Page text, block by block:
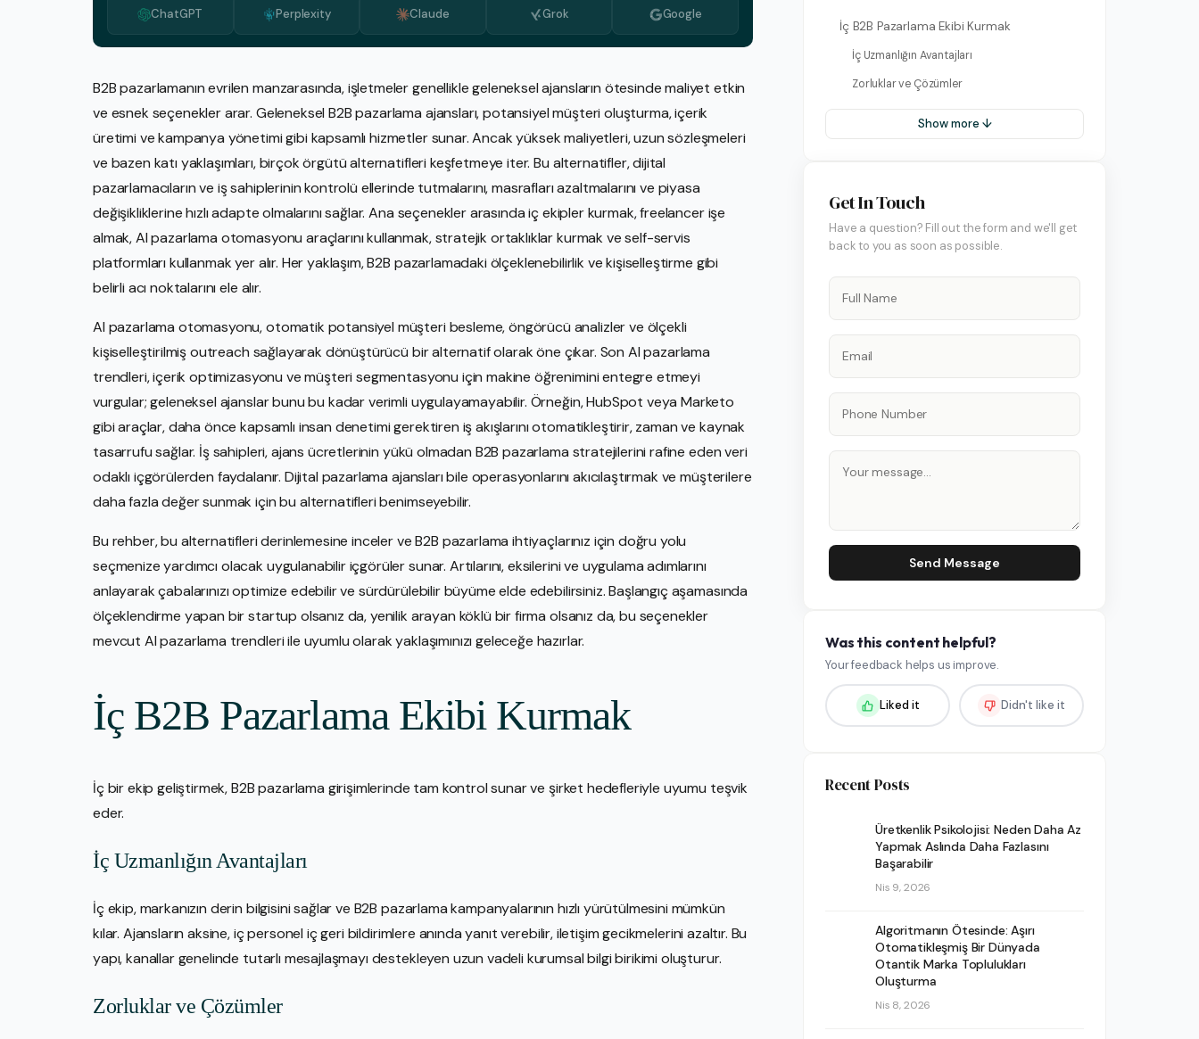
Medya İzleme
PR Hizmeti
Stratejik Planlama Hizmetleri
Video Üretimi
Web Tasarım İnşası
E-Ticaret
Amazon Hesap Yönetimi
eBay Yönetimi
Shopify Yönetimi
Etsy Yönetimi
ChatGPT Perplexity Claude Grok Google
B2B pazarlamanın evrilen manzarasında, işletmeler genellikle geleneksel ajansların ötesinde maliyet etkin
ve esnek seçenekler arar. Geleneksel B2B pazarlama ajansları, potansiyel müşteri oluşturma, içerik
üretimi ve kampanya yönetimi gibi kapsamlı hizmetler sunar. Ancak yüksek maliyetleri, uzun sözleşmeleri
ve bazen katı yaklaşımları, birçok örgütü alternatifleri keşfetmeye iter. Bu alternatifler, dijital
pazarlamacıların ve iş sahiplerinin kontrolü ellerinde tutmalarını, masrafları azaltmalarını ve piyasa
değişikliklerine hızlı adapte olmalarını sağlar. Ana seçenekler arasında iç ekipler kurmak, freelancer işe
almak, AI pazarlama otomasyonu araçlarını kullanmak, stratejik ortaklıklar kurmak ve self-servis
platformları kullanmak yer alır. Her yaklaşım, B2B pazarlamadaki ölçeklenebilirlik ve kişiselleştirme gibi
belirli acı noktalarını ele alır.
AI pazarlama otomasyonu, otomatik potansiyel müşteri besleme, öngörücü analizler ve ölçekli
kişiselleştirilmiş outreach sağlayarak dönüştürücü bir alternatif olarak öne çıkar. Son AI pazarlama
trendleri, içerik optimizasyonu ve müşteri segmentasyonu için makine öğrenimini entegre etmeyi
vurgular; geleneksel ajanslar bunu bu kadar verimli uygulayamayabilir. Örneğin, HubSpot veya Marketo
gibi araçlar, daha önce kapsamlı insan denetimi gerektiren iş akışlarını otomatikleştirir, zaman ve kaynak
tasarrufu sağlar. İş sahipleri, ajans ücretlerinin yükü olmadan B2B pazarlama stratejilerini rafine eden veri
odaklı içgörülerden faydalanır. Dijital pazarlama ajansları bile operasyonlarını akıcılaştırmak ve müşterilere
daha fazla değer sunmak için bu alternatifleri benimseyebilir.
Bu rehber, bu alternatifleri derinlemesine inceler ve B2B pazarlama ihtiyaçlarınız için doğru yolu
seçmenize yardımcı olacak uygulanabilir içgörüler sunar. Artılarını, eksilerini ve uygulama adımlarını
anlayarak çabalarınızı optimize edebilir ve sürdürülebilir büyüme elde edebilirsiniz. Başlangıç aşamasında
ölçeklendirme yapan bir startup olsanız da, yenilik arayan köklü bir firma olsanız da, bu seçenekler
mevcut AI pazarlama trendleri ile uyumlu olarak yaklaşımınızı geleceğe hazırlar.
İç B2B Pazarlama Ekibi Kurmak
İç bir ekip geliştirmek, B2B pazarlama girişimlerinde tam kontrol sunar ve şirket hedefleriyle uyumu teşvik
eder.
İç Uzmanlığın Avantajları
İç ekip, markanızın derin bilgisini sağlar ve B2B pazarlama kampanyalarının hızlı yürütülmesini mümkün
kılar. Ajansların aksine, iç personel iç geri bildirimlere anında yanıt verebilir, iletişim gecikmelerini azaltır. Bu
yapı, kanallar genelinde tutarlı mesajlaşmayı destekleyen uzun vadeli kurumsal bilgi birikimi oluşturur.
Zorluklar ve Çözümler
İç B2B Pazarlama Ekibi Kurmak
İç Uzmanlığın Avantajları
Zorluklar ve Çözümler
Show more ↓
Get In Touch
Have a question? Fill out the form and we'll get
back to you as soon as possible.
Send Message
Was this content helpful?
Your feedback helps us improve.
Liked it Didn't like it
Recent Posts
Üretkenlik Psikolojisi: Neden Daha Az
Yapmak Aslında Daha Fazlasını
Başarabilir
Nis 9, 2026
Algoritmanın Ötesinde: Aşırı
Otomatikleşmiş Bir Dünyada
Otantik Marka Toplulukları
Oluşturma
Nis 8, 2026